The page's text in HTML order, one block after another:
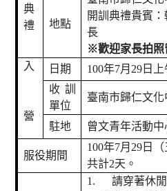
典
禮
地點
開訓典禮貴賓
長
※歡迎家長拍照
入
營
日期 100年7月 29日上
收訓
單位
臺南市歸仁文化
駐地 曾文青年活動中
服役期間
100年7月 29日（
共計2天。
1. 請穿著休